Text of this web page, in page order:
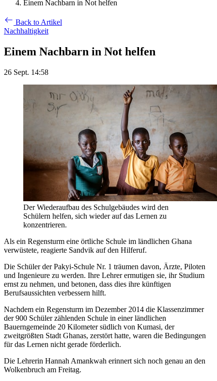
Einem Nachbarn in Not helfen
Back to Artikel
Nachhaltigkeit
Einem Nachbarn in Not helfen
26 Sept. 14:58
Der Wiederaufbau des Schulgebäudes wird den
Schülern helfen, sich wieder auf das Lernen zu
konzentrieren.
Als ein Regensturm eine örtliche Schule im ländlichen Ghana
verwüstete, reagierte Sandvik auf den Hilferuf.
Die Schüler der Pakyi-Schule Nr. 1 träumen davon, Ärzte, Piloten
und Ingenieure zu werden. Ihre Lehrer ermutigen sie, ihr Studium
ernst zu nehmen, und betonen, dass dies ihre künftigen
Berufsaussichten verbessern hilft.
Nachdem ein Regensturm im Dezember 2014 die Klassenzimmer
der 900 Schüler zählenden Schule in einer ländlichen
Bauerngemeinde 20 Kilometer südlich von Kumasi, der
zweitgrößten Stadt Ghanas, zerstört hatte, waren die Bedingungen
für das Lernen nicht gerade förderlich.
Die Lehrerin Hannah Amankwah erinnert sich noch genau an den
Wolkenbruch am Freitag.